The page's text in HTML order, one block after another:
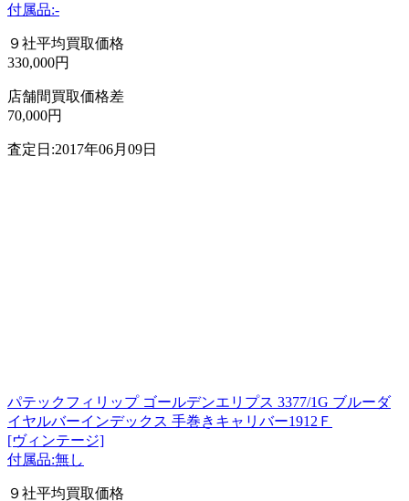
付属品:-
９社平均買取価格
330,000円
店舗間買取価格差
70,000円
査定日:2017年06月09日
パテックフィリップ ゴールデンエリプス 3377/1G ブルーダ
イヤルバーインデックス 手巻きキャリバー1912Ｆ
[ヴィンテージ]
付属品:無し
９社平均買取価格